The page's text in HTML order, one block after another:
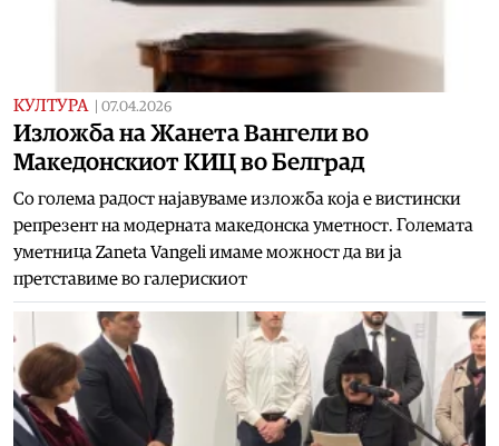
КУЛТУРА 07.04.2026
Изложба на Жанета Вангели во
Македонскиот КИЦ во Белград
Со голема радост најавуваме изложба која е вистински
репрезент на модерната македонска уметност. Големата
уметница Zaneta Vangeli имаме можност да ви ја
претставиме во галерискиот